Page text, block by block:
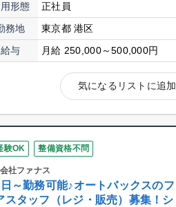
形態
正社員
務地
東京都 港区
給与
月給 250,000～500,000円
気になるリストに追加
験OK 整備資格不問
社ファナス
～勤務可能♪オートバックスのフ
スタッフ（レジ・販売）募集！シ